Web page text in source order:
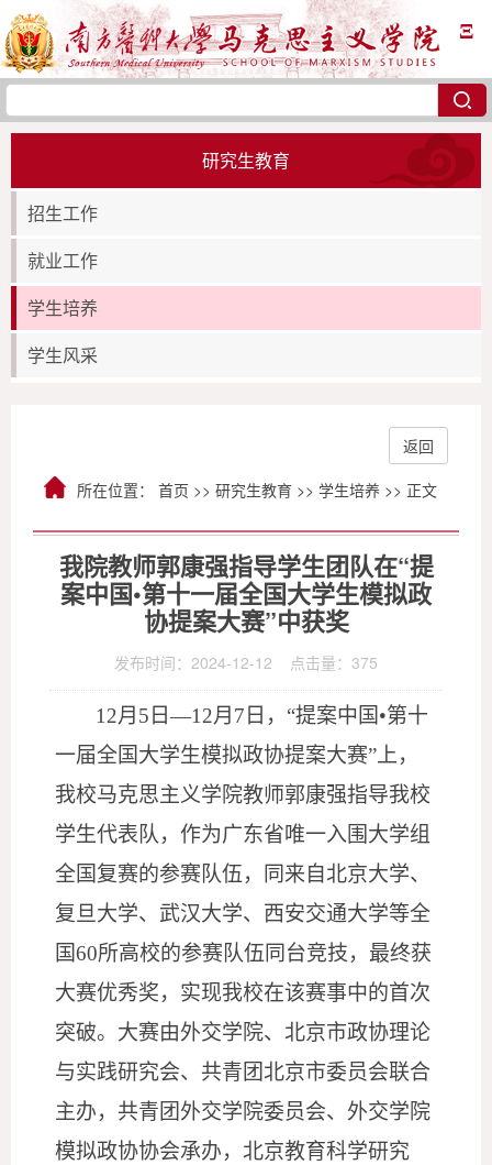
Ξ
研究生教育
招生工作
就业工作
学生培养
学生风采
所在位置： 首页 >> 研究生教育 >> 学生培养 >> 正文
返回
我院教师郭康强指导学生团队在“提
案中国•第十一届全国大学生模拟政
协提案大赛”中获奖
发布时间：2024-12-12 点击量： 375
12月5日—12月7日，“提案中国•第十
一届全国大学生模拟政协提案大赛”上，
我校马克思主义学院教师郭康强指导我校
学生代表队，作为广东省唯一入围大学组
全国复赛的参赛队伍，同来自北京大学、
复旦大学、武汉大学、西安交通大学等全
国60所高校的参赛队伍同台竞技，最终获
大赛优秀奖，实现我校在该赛事中的首次
突破。大赛由外交学院、北京市政协理论
与实践研究会、共青团北京市委员会联合
主办，共青团外交学院委员会、外交学院
模拟政协协会承办，北京教育科学研究